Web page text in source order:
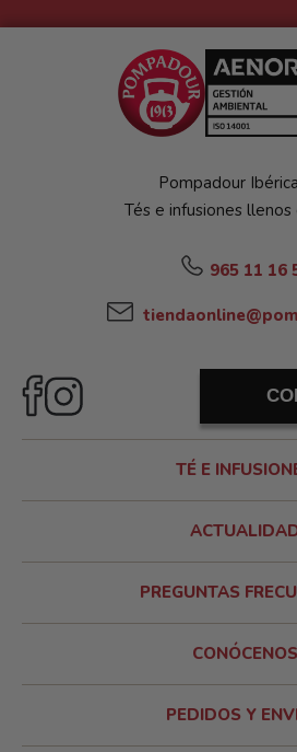
Pompadour
Tés e infusiones llenos
965 11 16
TÉ E
PREGUNTAS
CONÓCENOS
PEDIDOS Y